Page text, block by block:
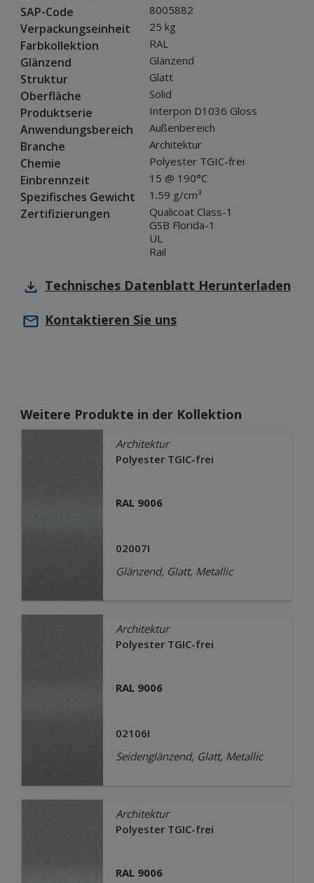
SAP-Code 8005882
Verpackungseinheit 25 kg
Farbkollektion RAL
Glänzend Glänzend
Struktur Glatt
Oberfläche Solid
Produktserie Interpon D1036 Gloss
Anwendungsbereich Außenbereich
Branche Architektur
Chemie Polyester TGIC-frei
Einbrennzeit 15 @ 190°C
Spezifisches Gewicht 1.59 g/cm³
Zertifizierungen
Qualicoat Class-1
GSB Florida-1
UL
Rail
Technisches Datenblatt Herunterladen
Kontaktieren Sie uns
Weitere Produkte in der Kollektion
Architektur
Polyester TGIC-frei
RAL 9006
02007I
Glänzend, Glatt, Metallic
Architektur
Polyester TGIC-frei
RAL 9006
02106I
Seidenglänzend, Glatt, Metallic
Architektur
Polyester TGIC-frei
RAL 9006